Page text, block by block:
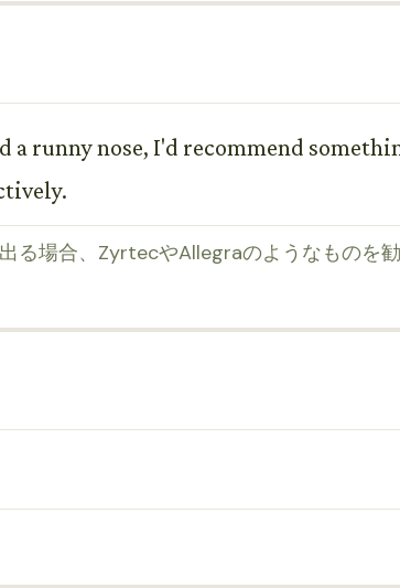
a runny nose, I'd recommend
る場合、ZyrtecやAllegraのようなものを